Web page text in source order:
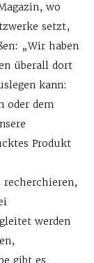
wo
setzt,
„Wir haben
überall dort
kann:
oder dem
Produkt
werden
gibt es